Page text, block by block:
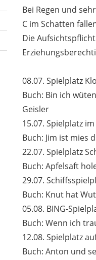
Bei Regen und
C im Schatten
Die
08.07. Spielplatz
Buch: Bin ich
Geisler
15.07. Spielplatz
Buch: Jim ist mies
22.07. Spielplatz
Buch: Apfelsaft
29.07.
Buch: Knut hat
05.08. BING-
Buch: Wenn ich
12.08. Spielplatz
Buch: Anton und